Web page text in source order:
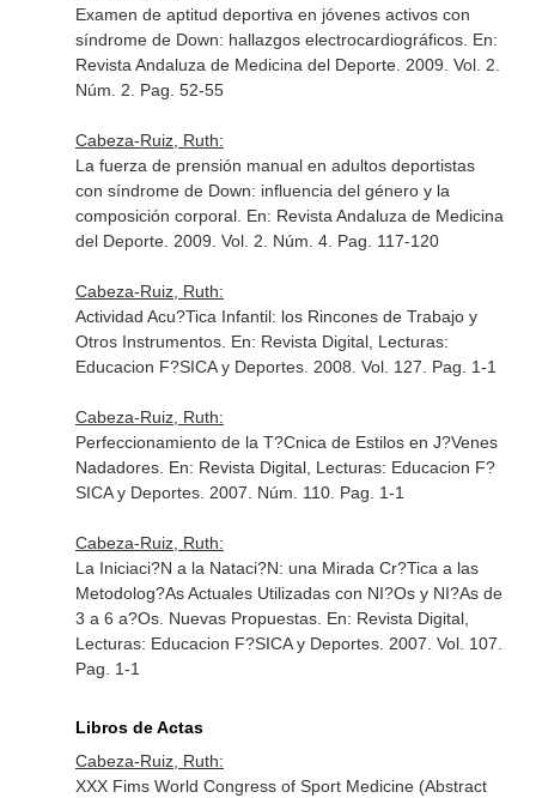
Examen de aptitud deportiva en jóvenes activos con
síndrome de Down: hallazgos electrocardiográficos. En:
Revista Andaluza de Medicina del Deporte. 2009. Vol. 2.
Núm. 2. Pag. 52-55
Cabeza-Ruiz, Ruth:
La fuerza de prensión manual en adultos deportistas
con síndrome de Down: influencia del género y la
composición corporal. En: Revista Andaluza de Medicina
del Deporte. 2009. Vol. 2. Núm. 4. Pag. 117-120
Cabeza-Ruiz, Ruth:
Actividad Acu?Tica Infantil: los Rincones de Trabajo y
Otros Instrumentos. En: Revista Digital, Lecturas:
Educacion F?SICA y Deportes. 2008. Vol. 127. Pag. 1-1
Cabeza-Ruiz, Ruth:
Perfeccionamiento de la T?Cnica de Estilos en J?Venes
Nadadores. En: Revista Digital, Lecturas: Educacion F?
SICA y Deportes. 2007. Núm. 110. Pag. 1-1
Cabeza-Ruiz, Ruth:
La Iniciaci?N a la Nataci?N: una Mirada Cr?Tica a las
Metodolog?As Actuales Utilizadas con NI?Os y NI?As de
3 a 6 a?Os. Nuevas Propuestas. En: Revista Digital,
Lecturas: Educacion F?SICA y Deportes. 2007. Vol. 107.
Pag. 1-1
Libros de Actas
Cabeza-Ruiz, Ruth:
XXX Fims World Congress of Sport Medicine (Abstract